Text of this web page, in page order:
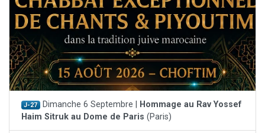
J-27 Dimanche 6 Septembre |
Hommage au Rav Yossef
Haim Sitruk au Dome de Paris (Paris)